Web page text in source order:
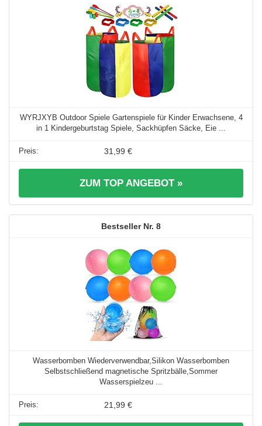
WYRJXYB Outdoor Spiele Gartenspiele für Kinder Erwachsene, 4
in 1 Kindergeburtstag Spiele, Sackhüpfen Säcke, Eie ...
31,99 €
ZUM TOP ANGEBOT »
8
Wasserbomben Wiederverwendbar,Silikon Wasserbomben
Selbstschließend magnetische Spritzbälle,Sommer
Wasserspielzeu ...
21,99 €